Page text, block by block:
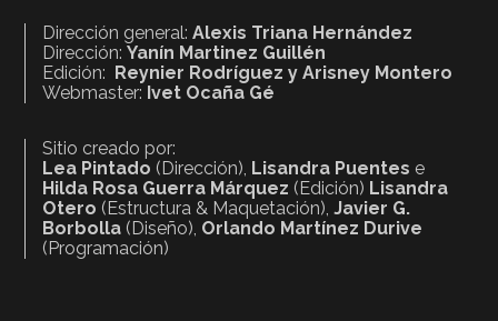
Dirección general:Alexis Triana Hernández
Dirección:Yanín Martinez Guillén
Edición:
Reynier Rodríguez y Arisney Montero
Webmaster: Ivet Ocaña Gé
Sitio creado por:
Lea Pintado (Dirección), Lisandra Puentes e
Hilda Rosa Guerra Márquez (Edición) Lisandra
Otero (Estructura & Maquetación),Javier G.
Borbolla (Diseño), Orlando Martínez Durive
(Programación)